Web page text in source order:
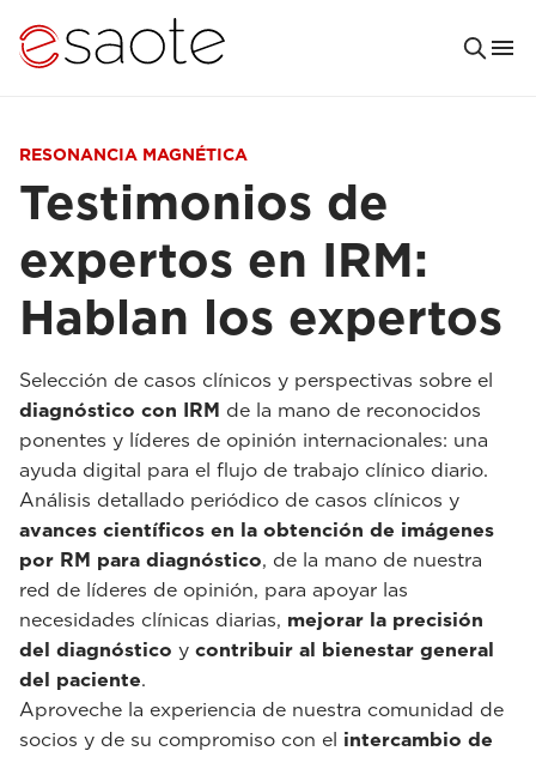
RESONANCIA MAGNÉTICA
Testimonios de
expertos en IRM:
Hablan los expertos
Selección de casos clínicos y perspectivas sobre el
diagnóstico con IRM de la mano de reconocidos
ponentes y líderes de opinión internacionales: una
ayuda digital para el flujo de trabajo clínico diario.
Análisis detallado periódico de casos clínicos y
avances científicos en la obtención de imágenes
por RM para diagnóstico, de la mano de nuestra
red de líderes de opinión, para apoyar las
necesidades clínicas diarias, mejorar la precisión
del diagnóstico y contribuir al bienestar general
del paciente.
Aproveche la experiencia de nuestra comunidad de
socios y de su compromiso con el intercambio de